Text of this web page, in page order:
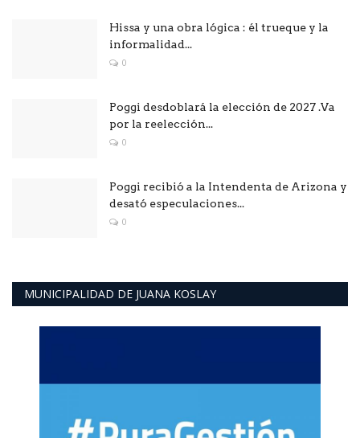
Hissa y una obra lógica : él trueque y la
informalidad...
0
Poggi desdoblará la elección de 2027 .Va
por la reelección...
0
Poggi recibió a la Intendenta de Arizona y
desató especulaciones...
0
MUNICIPALIDAD DE JUANA KOSLAY